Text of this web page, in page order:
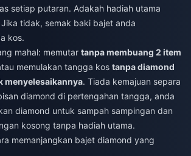
setiap putaran. Adakah hadiah utama
Jika tidak, semak baki bajet anda
kos.
mahal: memutar tanpa membuang 2 item
memulakan tangga kos tanpa diamond
menyelesaikannya. Tiada kemajuan separa
diamond di pertengahan tangga, anda
diamond untuk sampah sampingan dan
kosong tanpa hadiah utama.
memanjangkan bajet diamond yang